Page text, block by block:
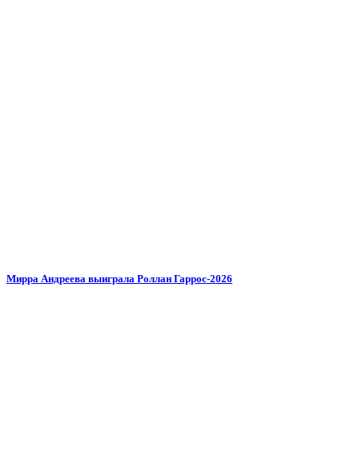
Мирра Андреева выиграла Роллан Гаррос-2026